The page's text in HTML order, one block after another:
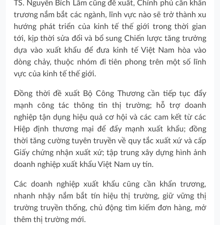
TS. Nguyễn Bích Lâm cũng đề xuất, Chính phủ cần khẩn
trương nắm bắt các ngành, lĩnh vực nào sẽ trở thành xu
hướng phát triển của kinh tế thế giới trong thời gian
tới, kịp thời sửa đổi và bổ sung Chiến lược tăng trưởng
dựa vào xuất khẩu để đưa kinh tế Việt Nam hòa vào
dòng chảy, thuộc nhóm đi tiên phong trên một số lĩnh
vực của kinh tế thế giới.
Đồng thời đề xuất Bộ Công Thương cần tiếp tục đẩy
mạnh công tác thông tin thị trường; hỗ trợ doanh
nghiệp tận dụng hiệu quả cơ hội và các cam kết từ các
Hiệp định thương mại để đẩy mạnh xuất khẩu; đồng
thời tăng cường tuyên truyền về quy tắc xuất xứ và cấp
Giấy chứng nhận xuất xứ; tập trung xây dựng hình ảnh
doanh nghiệp xuất khẩu Việt Nam uy tín.
Các doanh nghiệp xuất khẩu cũng cần khẩn trương,
nhanh nhậy nắm bắt tín hiệu thị trường, giữ vững thị
trường truyền thống, chủ động tìm kiếm đơn hàng, mở
thêm thị trường mới.